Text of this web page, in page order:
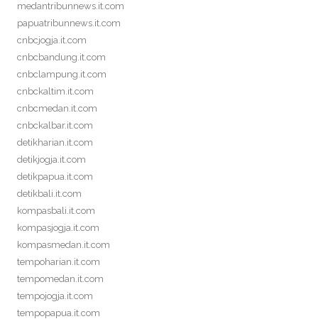
medantribunnews.it.com
papuatribunnews.it.com
cnbcjogja.it.com
cnbcbandung.it.com
cnbclampung.it.com
cnbckaltim.it.com
cnbcmedan.it.com
cnbckalbar.it.com
detikharian.it.com
detikjogja.it.com
detikpapua.it.com
detikbali.it.com
kompasbali.it.com
kompasjogja.it.com
kompasmedan.it.com
tempoharian.it.com
tempomedan.it.com
tempojogja.it.com
tempopapua.it.com